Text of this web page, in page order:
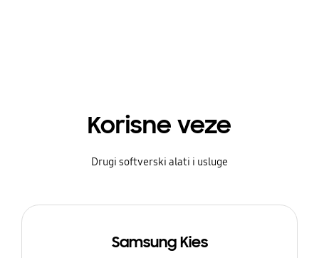
Korisne veze
Drugi softverski alati i usluge
Samsung Kies